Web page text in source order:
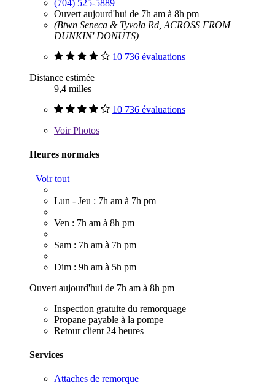
(704) 525-5889
Ouvert aujourd'hui de 7h am à 8h pm
(Btwn Seneca & Tyvola Rd, ACROSS FROM
DUNKIN' DONUTS)
10 736 évaluations
Distance estimée
9,4 milles
10 736 évaluations
VoirPhotos
Heures normales
Voir tout
Lun - Jeu : 7h am à 7h pm
Ven : 7h am à 8h pm
Sam : 7h am à 7h pm
Dim : 9h am à 5h pm
Ouvert aujourd'hui de 7h am à 8h pm
Inspection gratuite du remorquage
Propane payable à la pompe
Retour client 24 heures
Services
Attaches de remorque